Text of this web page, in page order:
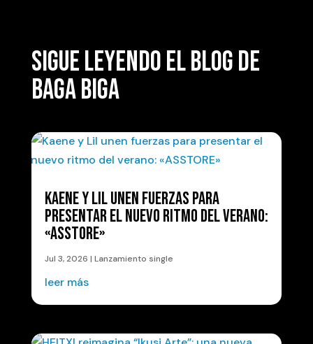
SIGUE LEYENDO EL BLOG DE
BAGA BIGA
KAENE Y LIL UNEN FUERZAS PARA
PRESENTAR EL NUEVO RITMO DEL VERANO:
«ASSTORE»
Jul 3, 2026 | Lanzamiento single
leer más